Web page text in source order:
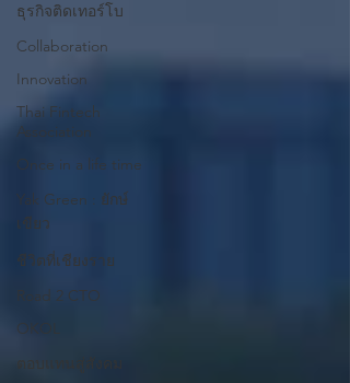
ธุรกิจติดเทอร์โบ
Collaboration
Innovation
Thai Fintech
Association
Once in a life time
Yak Green : ยักษ์
เขียว
ชีวิตที่เชียงราย
Road 2 CTO
OKOL
ตอบแทนสู่สังคม